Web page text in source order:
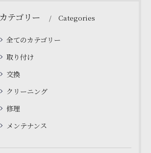
カテゴリー Categories
全てのカテゴリー
取り付け
交換
クリーニング
修理
メンテナンス